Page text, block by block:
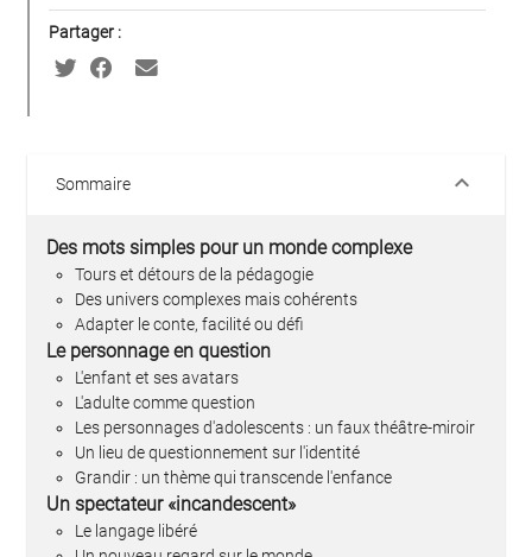
Partager :
Sommaire keyboard_arrow_down
Des mots simples pour un monde complexe
Tours et détours de la pédagogie
Des univers complexes mais cohérents
Adapter le conte, facilité ou défi
Le personnage en question
L'enfant et ses avatars
L'adulte comme question
Les personnages d'adolescents : un faux théâtre-miroir
Un lieu de questionnement sur l'identité
Grandir : un thème qui transcende l'enfance
Un spectateur «incandescent»
Le langage libéré